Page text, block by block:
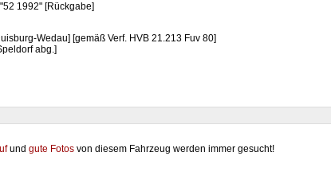
1992" [Rückgabe]
Wedau] [gemäß Verf. HVB 21.213 Fuv 80]
abg.]
und gute Fotos von diesem Fahrzeug werden immer gesucht!